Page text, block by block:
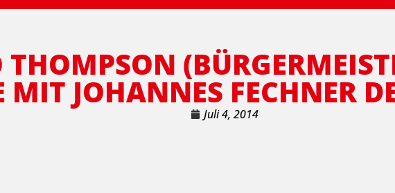
THOMPSON
MIT JOHANNES FECHNER
Juli 4, 2014